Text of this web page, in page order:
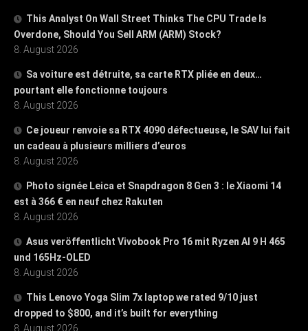
This Analyst On Wall Street Thinks The CPU Trade Is
Overdone, Should You Sell ARM (ARM) Stock?
8. August 2026
Sa voiture est détruite, sa carte RTX pliée en deux…
pourtant elle fonctionne toujours
8. August 2026
Ce joueur renvoie sa RTX 4090 défectueuse, le SAV lui fait
un cadeau à plusieurs milliers d’euros
8. August 2026
Photo signée Leica et Snapdragon 8 Gen 3 : le Xiaomi 14
est à 366 € en neuf chez Rakuten
8. August 2026
Asus veröffentlicht Vivobook Pro 16 mit Ryzen AI 9 H 465
und 165Hz-OLED
8. August 2026
This Lenovo Yoga Slim 7x laptop we rated 9/10 just
dropped to $800, and it’s built for everything
8. August 2026